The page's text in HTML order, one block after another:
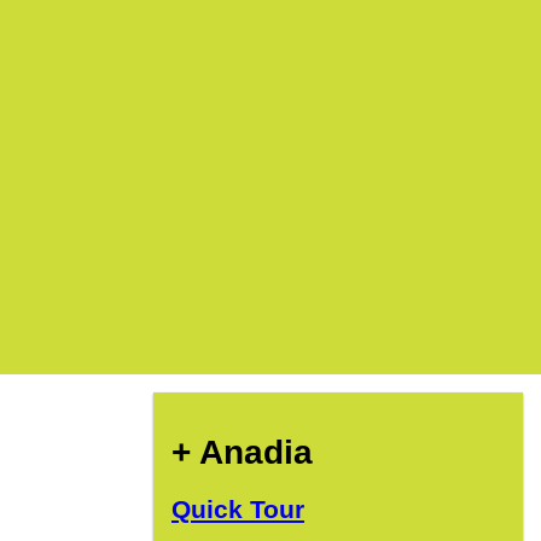
+ Anadia
Quick Tour